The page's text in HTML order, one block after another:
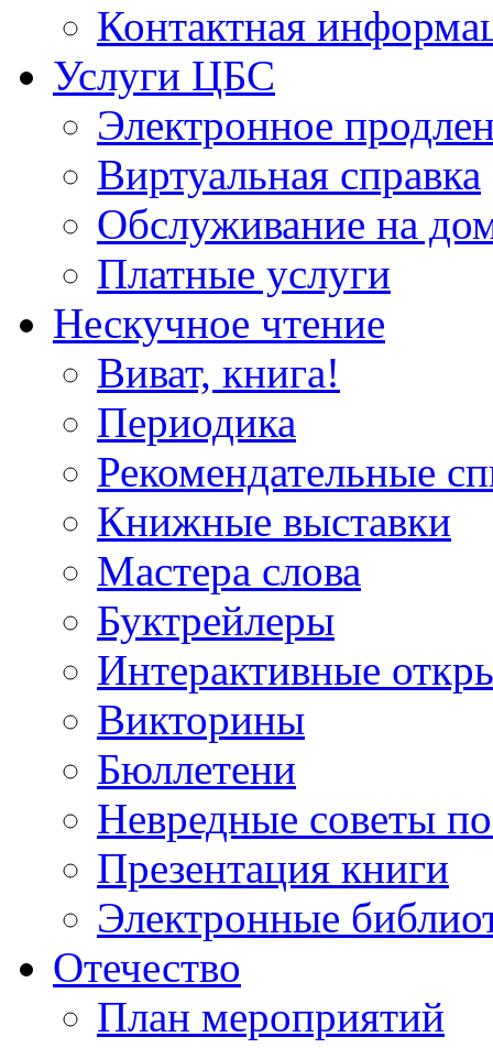
Контактная
Услуги ЦБС
Электронное
Виртуальная справка
Обслуживание на
Платные услуги
Нескучное чтение
Виват, книга!
Периодика
Рекомендательные
Книжные выставки
Мастера слова
Буктрейлеры
Интерактивные
Викторины
Бюллетени
Невредные советы
Презентация книги
Электронные
Отечество
План мероприятий